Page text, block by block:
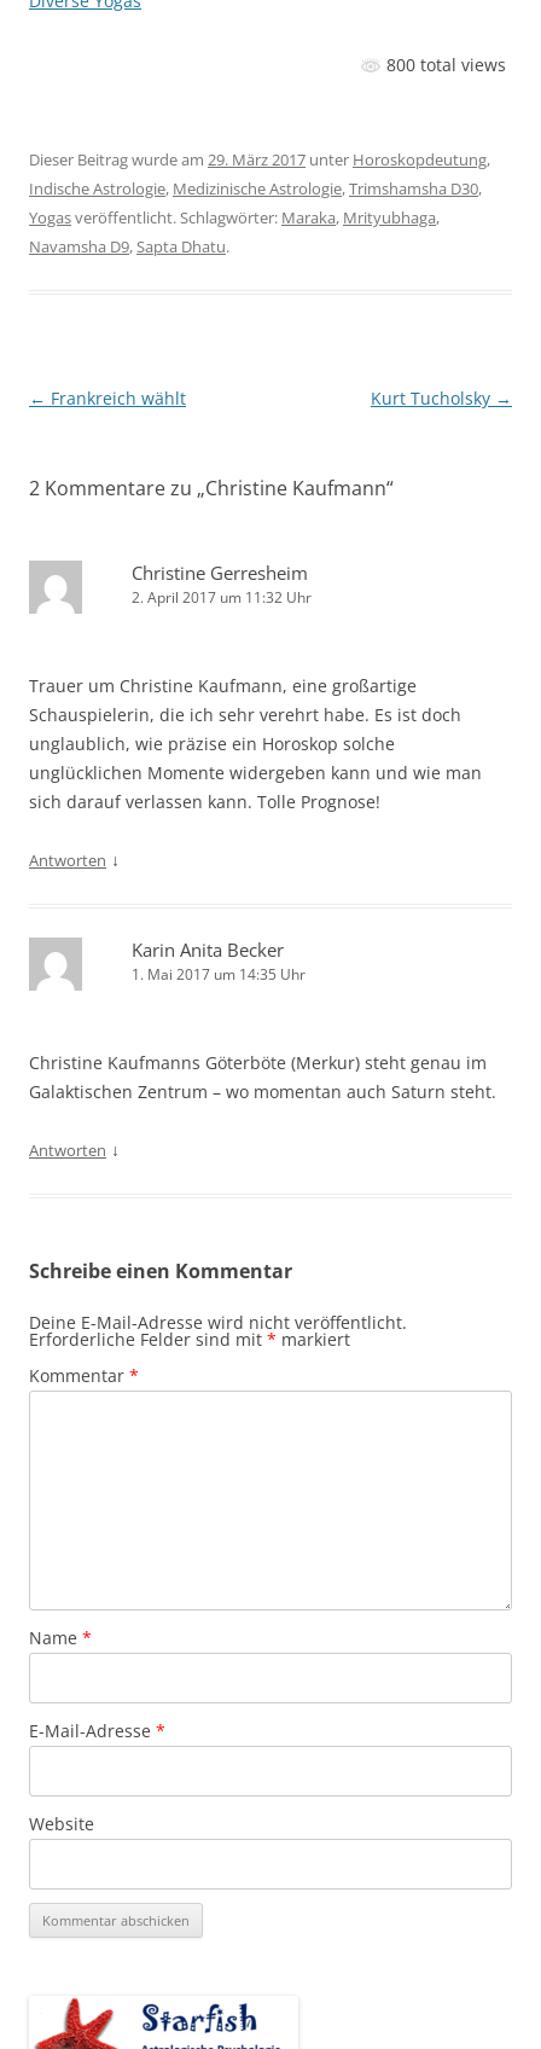
800 total views
Dieser Beitrag wurde am 29. März 2017 unter Horoskopdeutung,
Indische Astrologie, Medizinische Astrologie,Trimshamsha D30,
Yogasveröffentlicht. Schlagwörter: Maraka, Mrityubhaga,
Navamsha D9,Sapta Dhatu.
Beitragsnavigation
← Frankreich wählt Kurt Tucholsky →
2 Kommentare zu „Christine Kaufmann“
Christine Gerresheim
2. April 2017 um 11:32 Uhr
Trauer um Christine Kaufmann, eine großartige
Schauspielerin, die ich sehr verehrt habe. Es ist doch
unglaublich, wie präzise ein Horoskop solche
unglücklichen Momente widergeben kann und wie man
sich darauf verlassen kann. Tolle Prognose!
Antworten ↓
Karin Anita Becker
1. Mai 2017 um 14:35 Uhr
Christine Kaufmanns Göterböte (Merkur) steht genau im
Galaktischen Zentrum – wo momentan auch Saturn steht.
Antworten ↓
Schreibe einen Kommentar
Deine E-Mail-Adresse wird nicht veröffentlicht.
Erforderliche Felder sind mit * markiert
Kommentar *
Name *
E-Mail-Adresse *
Website